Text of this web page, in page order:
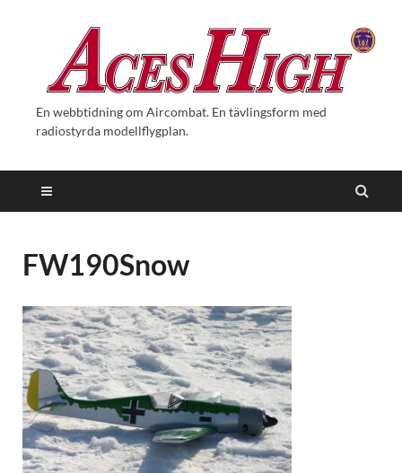
En webbtidning om Aircombat. En tävlingsform med
radiostyrda modellflygplan.
FW190Snow